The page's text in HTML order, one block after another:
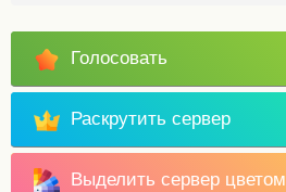
Голосовать
Раскрутить сервер
Выделить сервер цветом